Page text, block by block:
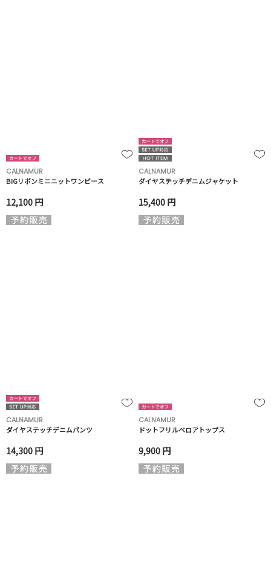
CALNAMUR
BIGリボンミニニットワンピース
12,100 円
CALNAMUR
ダイヤステッチデニムジャケット
15,400 円
CALNAMUR
ダイヤステッチデニムパンツ
14,300 円
CALNAMUR
ドットフリルベロアトップス
9,900 円